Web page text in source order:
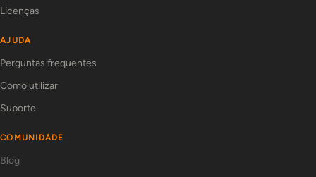
Licenças
AJUDA
Perguntas frequentes
Como utilizar
Suporte
COMUNIDADE
Blog